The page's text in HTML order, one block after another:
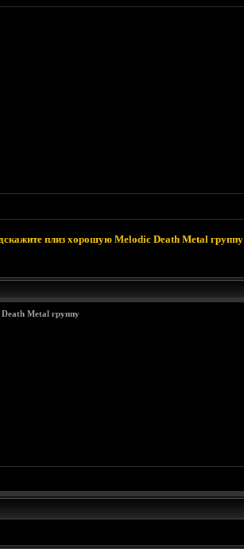
плиз хорошую Melodic Death Metal группу
Metal группу